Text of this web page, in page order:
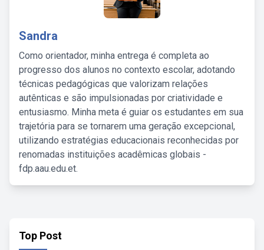
Sandra
Como orientador, minha entrega é completa ao
progresso dos alunos no contexto escolar, adotando
técnicas pedagógicas que valorizam relações
autênticas e são impulsionadas por criatividade e
entusiasmo. Minha meta é guiar os estudantes em sua
trajetória para se tornarem uma geração excepcional,
utilizando estratégias educacionais reconhecidas por
renomadas instituições acadêmicas globais -
fdp.aau.edu.et.
Top Post